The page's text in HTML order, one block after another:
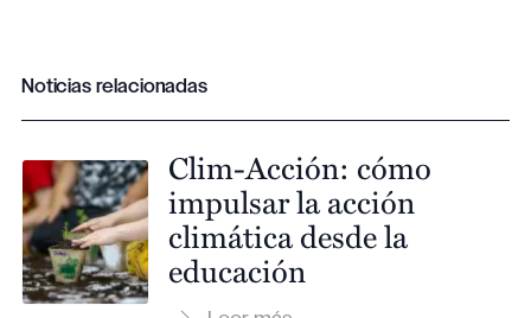
Noticias relacionadas
Clim-Acción: cómo
impulsar la acción
climática desde la
educación